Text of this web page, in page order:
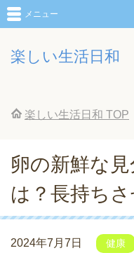
楽しい生活日和
メニュー
楽しい生活日和 TOP
卵の新鮮な
は？長持ち
2024年7月7日 健康